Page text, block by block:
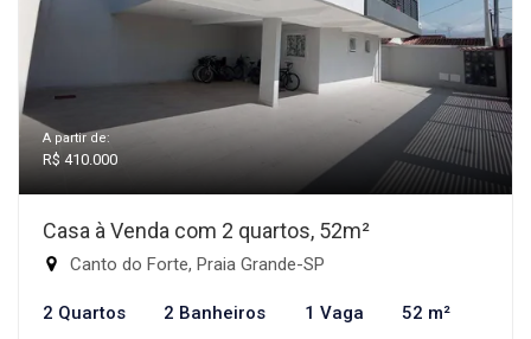
A partir de:
R$ 410.000
Casa à Venda com 2 quartos, 52m²
Canto do Forte, Praia Grande-SP
2 Quartos 2 Banheiros 1 Vaga 52 m²